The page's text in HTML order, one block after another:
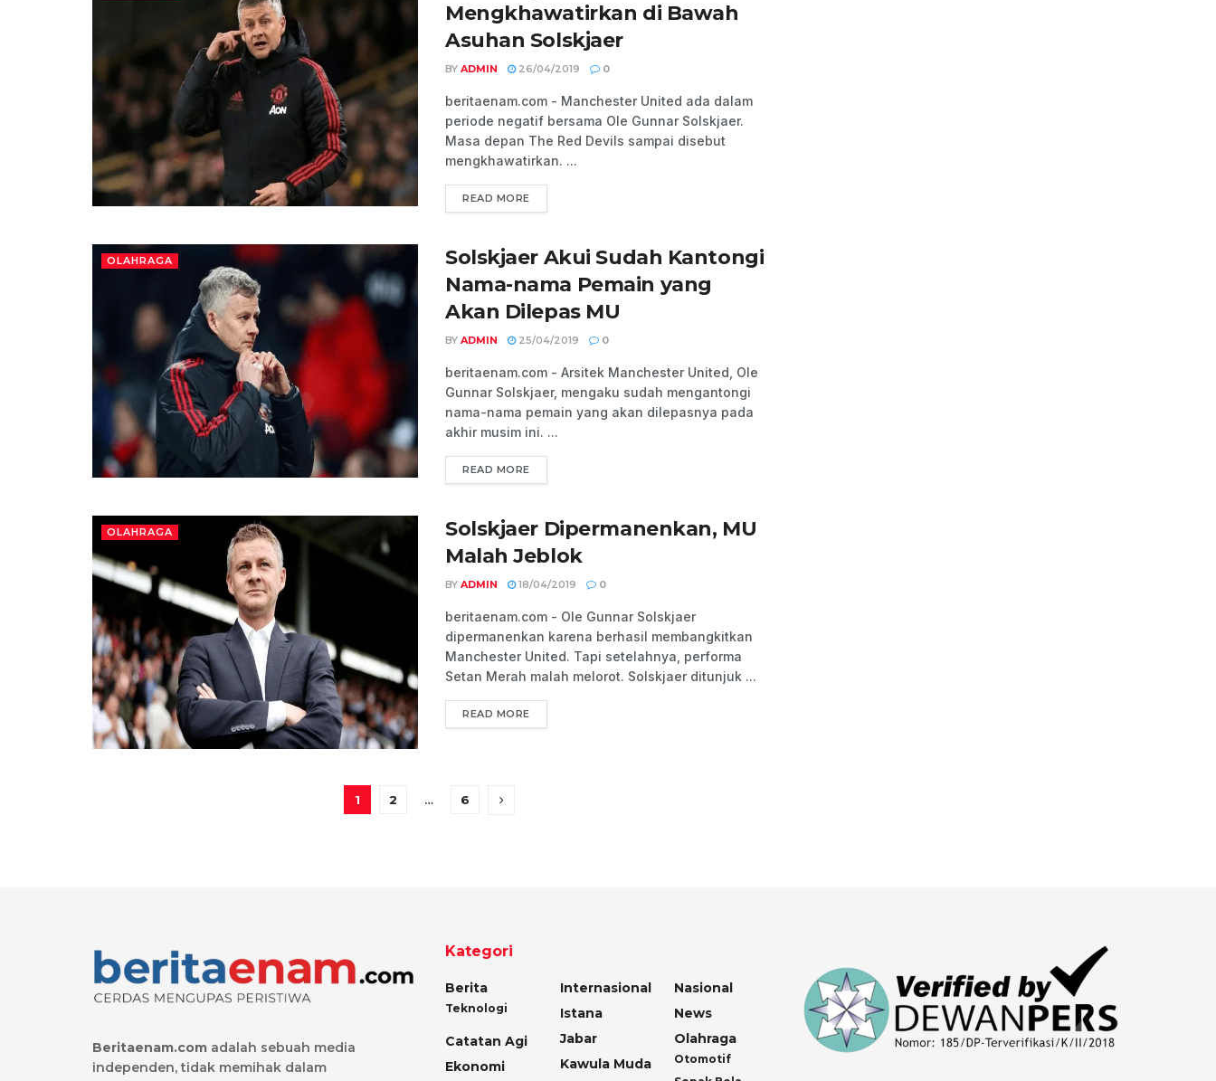
Mengkhawatirkan di Bawah
Asuhan Solskjaer
BY ADMIN 26/04/2019 0
beritaenam.com - Manchester United ada dalam
periode negatif bersama Ole Gunnar Solskjaer.
Masa depan The Red Devils sampai disebut
mengkhawatirkan. ...
READ MORE
OLAHRAGA
Solskjaer Akui Sudah Kantongi
Nama-nama Pemain yang
Akan Dilepas MU
BY ADMIN 25/04/2019 0
beritaenam.com - Arsitek Manchester United, Ole
Gunnar Solskjaer, mengaku sudah mengantongi
nama-nama pemain yang akan dilepasnya pada
akhir musim ini. ...
READ MORE
OLAHRAGA
Solskjaer Dipermanenkan, MU
Malah Jeblok
BY ADMIN 18/04/2019 0
beritaenam.com - Ole Gunnar Solskjaer
dipermanenkan karena berhasil membangkitkan
Manchester United. Tapi setelahnya, performa
Setan Merah malah melorot. Solskjaer ditunjuk ...
READ MORE
1 2 … 6
Beritaenam.com adalah sebuah media
independen, tidak memihak dalam
Kategori
Berita
Teknologi
Catatan Agi
Ekonomi
Internasional
Istana
Jabar
Kawula Muda
Nasional
News
Olahraga
Otomotif